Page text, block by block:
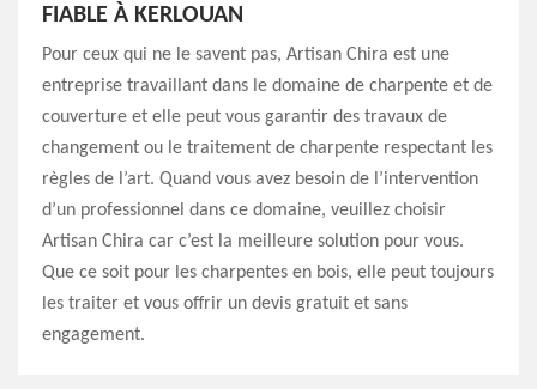
FIABLE À KERLOUAN
Pour ceux qui ne le savent pas, Artisan Chira est une
entreprise travaillant dans le domaine de charpente et de
couverture et elle peut vous garantir des travaux de
changement ou le traitement de charpente respectant les
règles de l’art. Quand vous avez besoin de l’intervention
d’un professionnel dans ce domaine, veuillez choisir
Artisan Chira car c’est la meilleure solution pour vous.
Que ce soit pour les charpentes en bois, elle peut toujours
les traiter et vous offrir un devis gratuit et sans
engagement.